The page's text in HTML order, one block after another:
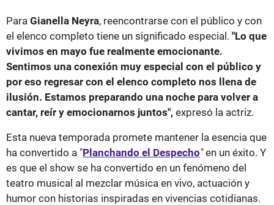
Para Gianella Neyra, reencontrarse con el público y con
el elenco completo tiene un significado especial. "Lo que
vivimos en mayo fue realmente emocionante.
Sentimos una conexión muy especial con el público y
por eso regresar con el elenco completo nos llena de
ilusión. Estamos preparando una noche para volver a
cantar, reír y emocionarnos juntos", expresó la actriz.
Esta nueva temporada promete mantener la esencia que
ha convertido a "Planchando el Despecho"en un éxito. Y
es que el show se ha convertido en un fenómeno del
teatro musical al mezclar música en vivo, actuación y
humor con historias inspiradas en vivencias cotidianas.